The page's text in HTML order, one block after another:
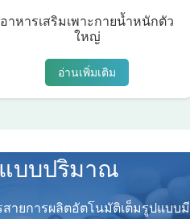
อาหารเสริมเพาะกายน้ำหนักตัว
ใหญ่
อ่านเพิ่มเติม
บบปริมาณ
ายการผลิตอัตโนมัติเต็มรูปแบบมี